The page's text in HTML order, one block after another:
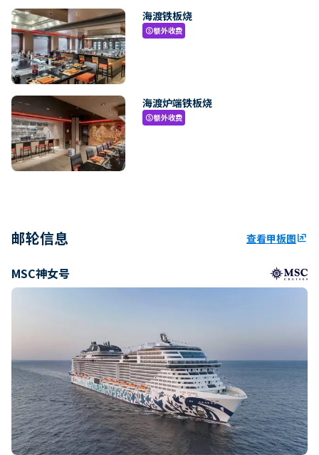
海渡铁板烧
paid额外收费
海渡炉端铁板烧
paid额外收费
邮轮信息 查看甲板图ungroup
MSC神女号